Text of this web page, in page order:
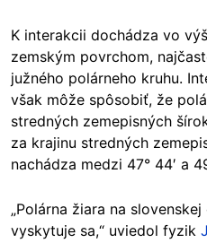
K interakcii dochádza vo
zemským povrchom,
južného polárneho kruhu.
však môže spôsobiť, že
stredných zemepisných
za krajinu stredných
nachádza medzi 47° 44′ a
„Polárna žiara na
vyskytuje sa,“ uviedol fyzik